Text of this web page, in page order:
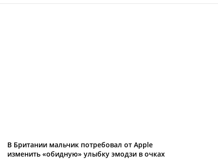
В Британии мальчик потребовал от Apple
изменить «обидную» улыбку эмодзи в очках